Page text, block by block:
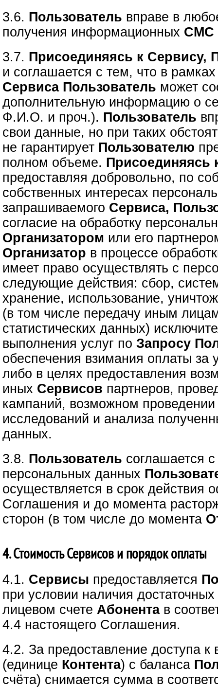
3.6. Пользователь вправе в
получения информационных СМС
3.7. Присоединяясь к Сервису,
и соглашается с тем, что в рамках
Сервиса Пользователь может
дополнительную информацию о
Ф.И.О. и проч.). Пользователь
свои данные, но при таких
не гарантирует Пользователю
полном объеме. Присоединяясь
предоставляя добровольно, по
собственных интересах
запрашиваемого Сервиса,
согласие на обработку
Организатором или его
Организатор в процессе
имеет право осуществлять с
следующие действия: сбор,
хранение, использование,
(в том числе передачу иным
статистических данных)
выполнения услуг поЗапросу
обеспечения взимания оплаты за
либо в целях предоставления
иных Сервисов партнеров,
кампаний, возможном проведении
исследований и анализа
данных.
3.8. Пользователь соглашается
персональных данных
осуществляется в срок действия
Соглашения и до момента
сторон (в том числе до момента
4. Стоимость Сервисов и порядок оплаты
4.1. Сервисы предоставляется
при условии наличия
лицевом счетеАбонентав
4.4 настоящего Соглашения.
4.2. За предоставление доступа
(единице Контента) с баланса
счёта) снимается сумма в